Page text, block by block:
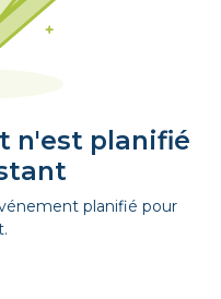
n'est planifié
planifié pour